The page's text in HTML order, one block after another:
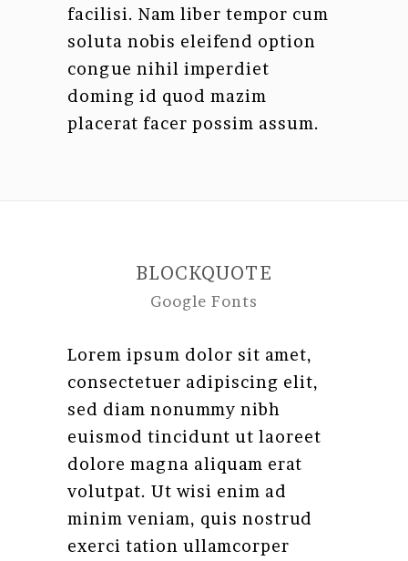
facilisi. Nam liber tempor cum
soluta nobis eleifend option
congue nihil imperdiet
doming id quod mazim
placerat facer possim assum.
BLOCKQUOTE
Google Fonts
Lorem ipsum dolor sit amet,
consectetuer adipiscing elit,
sed diam nonummy nibh
euismod tincidunt ut laoreet
dolore magna aliquam erat
volutpat. Ut wisi enim ad
minim veniam, quis nostrud
exerci tation ullamcorper